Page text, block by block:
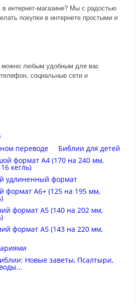
интернет-магазине? Мы с радостью
покупки в интернете простыми и
можно любым удобным для вас
социальные сети и
переводе
Библии для детей
формат А4 (170 на 240 мм,
кегль)
удлиненный формат
формат А6+ (125 на 195 мм,
формат А5 (140 на 202 мм,
формат А5 (143 на 220 мм,
Новые заветы, Псалтыри,